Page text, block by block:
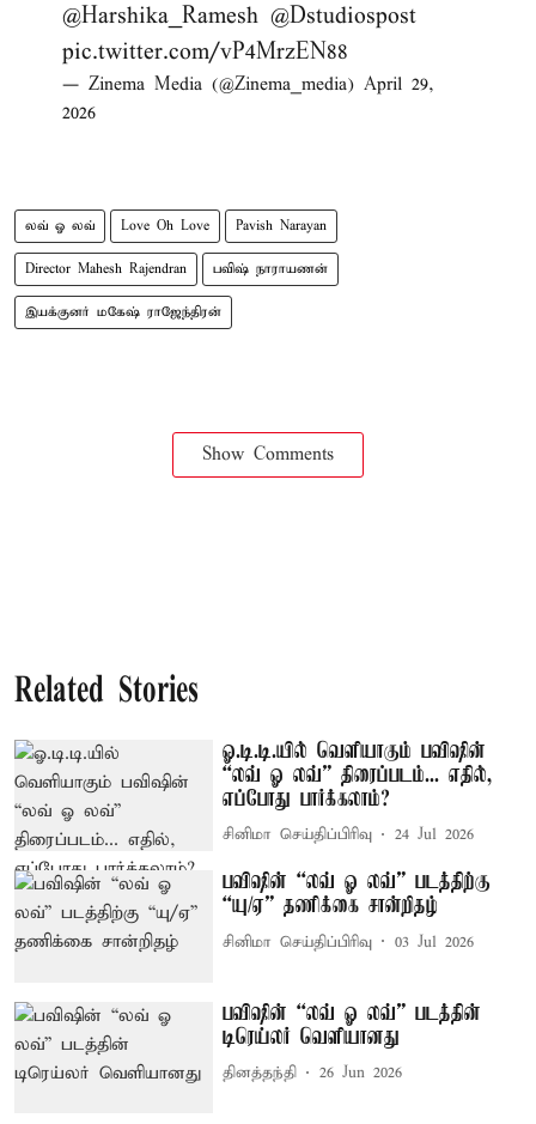
@Harshika_Ramesh @Dstudiospost
pic.twitter.com/vP4MrzEN88
— Zinema Media (@Zinema_media) April 29,
2026
லவ் ஓ லவ் Love Oh Love Pavish Narayan
Director Mahesh Rajendran பவிஷ் நாராயணன்
இயக்குனர் மகேஷ் ராஜேந்திரன்
Show Comments
Related Stories
ஓ.டி.டி.யில் வெளியாகும் பவிஷின்
“லவ் ஓ லவ்” திரைப்படம்... எதில்,
எப்போது பார்க்கலாம்?
சினிமா செய்திப்பிரிவு 24 Jul 2026
பவிஷின் “லவ் ஓ லவ்” படத்திற்கு
“யு/ஏ” தணிக்கை சான்றிதழ்
சினிமா செய்திப்பிரிவு 03 Jul 2026
பவிஷின் “லவ் ஓ லவ்” படத்தின்
டிரெய்லர் வெளியானது
தினத்தந்தி 26 Jun 2026